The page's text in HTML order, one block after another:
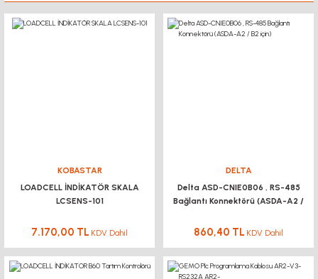
KOBASTAR
LOADCELL İNDİKATÖR SKALA
LCSENS-101
7.170,00 TL KDV Dahil
DELTA
Delta ASD-CNIE0B06 , RS-485
Bağlantı Konnektörü (ASDA-A2 /
860,40 TL KDV Dahil